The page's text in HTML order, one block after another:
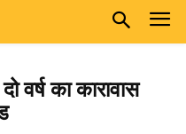
वर्ष का कारावास